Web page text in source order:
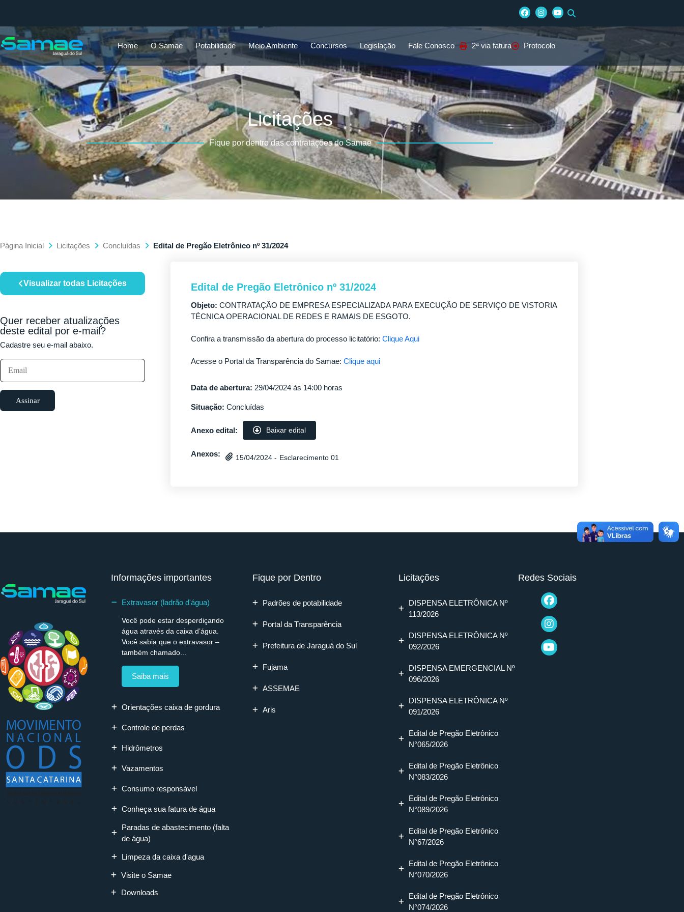
Home O Samae Potabilidade Meio Ambiente Concursos Legislação Fale Conosco 2ª via fatura Protocolo
Licitações
Fique por dentro das contratações do Samae
Página Inicial Licitações Concluídas Edital de Pregão Eletrônico nº 31/2024
Visualizar todas Licitações
Quer receber atualizações
deste edital por e-mail?
Cadastre seu e-mail abaixo.
Assinar
Edital de Pregão Eletrônico nº 31/2024
Objeto: CONTRATAÇÃO DE EMPRESA ESPECIALIZADA PARA EXECUÇÃO DE SERVIÇO DE VISTORIA
TÉCNICA OPERACIONAL DE REDES E RAMAIS DE ESGOTO.
Confira a transmissão da abertura do processo licitatório: Clique Aqui
Acesse o Portal da Transparência do Samae: Clique aqui
Data de abertura: 29/04/2024 às 14:00 horas
Situação: Concluídas
Anexo edital: Baixar edital
Anexos: 15/04/2024 - Esclarecimento 01
Informações importantes
Extravasor (ladrão d'água)
Você pode estar desperdiçando
água através da caixa d’água.
Você sabia que o extravasor –
também chamado...
Saiba mais
Orientações caixa de gordura
Controle de perdas
Hidrômetros
Vazamentos
Consumo responsável
Conheça sua fatura de água
Paradas de abastecimento (falta
de água)
Limpeza da caixa d'agua
Visite o Samae
Downloads
Fique por Dentro
Padrões de potabilidade
Portal da Transparência
Prefeitura de Jaraguá do Sul
Fujama
ASSEMAE
Aris
Licitações
DISPENSA ELETRÔNICA Nº
113/2026
DISPENSA ELETRÔNICA Nº
092/2026
DISPENSA EMERGENCIAL Nº
096/2026
DISPENSA ELETRÔNICA Nº
091/2026
Edital de Pregão Eletrônico
N°065/2026
Edital de Pregão Eletrônico
N°083/2026
Edital de Pregão Eletrônico
N°089/2026
Edital de Pregão Eletrônico
N°67/2026
Edital de Pregão Eletrônico
N°070/2026
Edital de Pregão Eletrônico
N°074/2026
Redes Sociais